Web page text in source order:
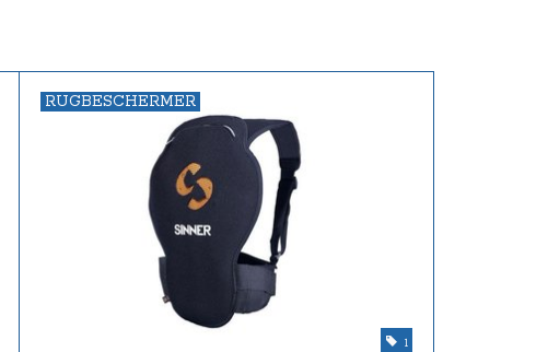
RUGBESCHERMER
1